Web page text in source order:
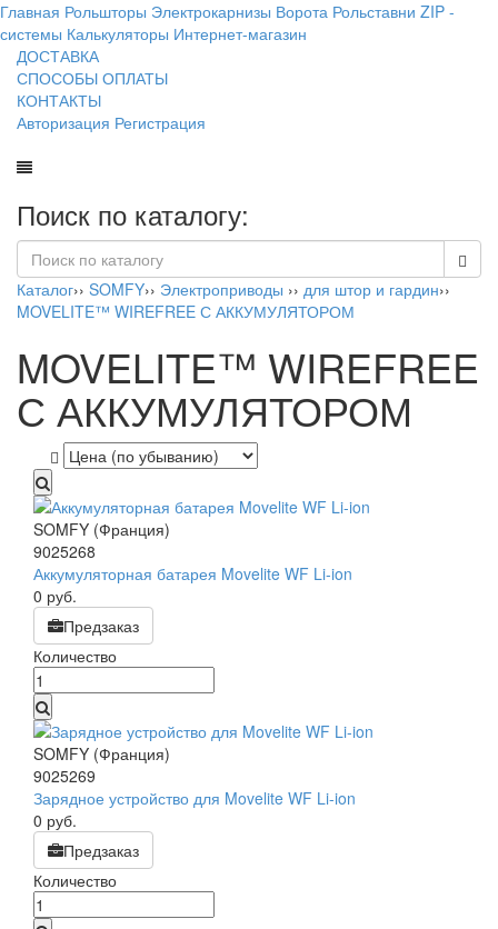
Главная Рольшторы Электрокарнизы Ворота Рольставни ZIP -
системы Калькуляторы Интернет-магазин
ДОСТАВКА
СПОСОБЫ ОПЛАТЫ
КОНТАКТЫ
Авторизация Регистрация
Поиск по каталогу:
Каталог›› SOMFY›› Электроприводы ›› для штор и гардин››
MOVELITE™ WIREFREE С АККУМУЛЯТОРОМ
MOVELITE™ WIREFREE
С АККУМУЛЯТОРОМ
SOMFY (Франция)
9025268
Аккумуляторная батарея Movelite WF Li-ion
0 руб.
Предзаказ
Количество
SOMFY (Франция)
9025269
Зарядное устройство для Movelite WF Li-ion
0 руб.
Предзаказ
Количество